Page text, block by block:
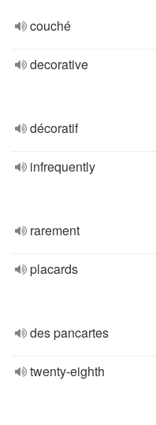
couché
decorative
décoratif
infrequently
rarement
placards
des pancartes
twenty-eighth